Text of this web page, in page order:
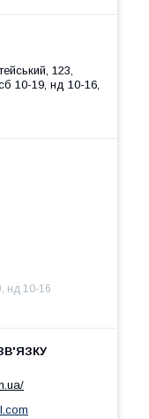
123,
10-19, нд 10-16,
нд 10-16